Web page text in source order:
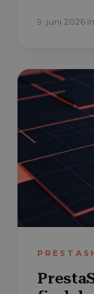
9. juni 2026